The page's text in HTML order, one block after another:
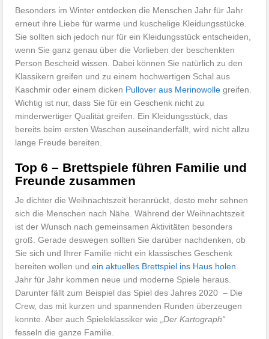
Besonders im Winter entdecken die Menschen Jahr für Jahr
erneut ihre Liebe für warme und kuschelige Kleidungsstücke.
Sie sollten sich jedoch nur für ein Kleidungsstück entscheiden,
wenn Sie ganz genau über die Vorlieben der beschenkten
Person Bescheid wissen. Dabei können Sie natürlich zu den
Klassikern greifen und zu einem hochwertigen Schal aus
Kaschmir oder einem dicken Pullover aus Merinowolle greifen.
Wichtig ist nur, dass Sie für ein Geschenk nicht zu
minderwertiger Qualität greifen. Ein Kleidungsstück, das
bereits beim ersten Waschen auseinanderfällt, wird nicht allzu
lange Freude bereiten.
Top 6 – Brettspiele führen Familie und
Freunde zusammen
Je dichter die Weihnachtszeit heranrückt, desto mehr sehnen
sich die Menschen nach Nähe. Während der Weihnachtszeit
ist der Wunsch nach gemeinsamen Aktivitäten besonders
groß. Gerade deswegen sollten Sie darüber nachdenken, ob
Sie sich und Ihrer Familie nicht ein klassisches Geschenk
bereiten wollen undein aktuelles Brettspiel ins Haus holen.
Jahr für Jahr kommen neue und moderne Spiele heraus.
Darunter fällt zum Beispiel das Spiel des Jahres 2020 – Die
Crew, das mit kurzen und spannenden Runden überzeugen
konnte. Aber auch Spieleklassiker wie„Der Kartograph“
fesseln die ganze Familie.